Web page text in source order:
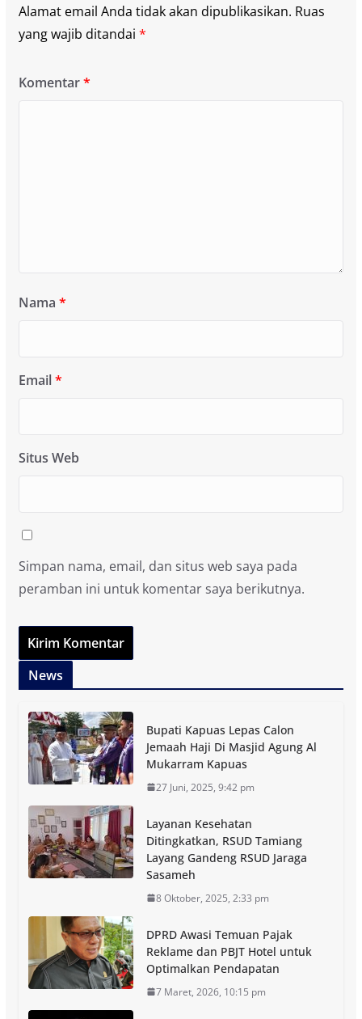
Alamat email Anda tidak akan dipublikasikan. Ruas
yang wajib ditandai *
Komentar*
Nama *
Email*
Situs Web
Simpan nama, email, dan situs web saya pada
peramban ini untuk komentar saya berikutnya.
News
Bupati Kapuas Lepas Calon
Jemaah Haji Di Masjid Agung Al
Mukarram Kapuas
27 Juni, 2025, 9:42 pm
Layanan Kesehatan
Ditingkatkan, RSUD Tamiang
Layang Gandeng RSUD Jaraga
Sasameh
8 Oktober, 2025, 2:33 pm
DPRD Awasi Temuan Pajak
Reklame dan PBJT Hotel untuk
Optimalkan Pendapatan
7 Maret, 2026, 10:15 pm